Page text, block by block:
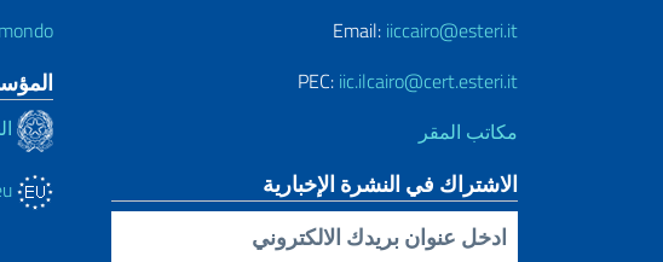
Email: iiccairo@esteri.it
PEC: iic.ilcairo@cert.esteri.it
مكاتب المقر
الاشتراك في النشرة الإخبارية
Inserisci la tua email